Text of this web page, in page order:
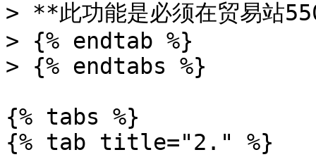
> **此功能是必须在贸易站
> {% endtab %}
> {% endtabs %}
{% tabs %}
{% tab title="2." %}